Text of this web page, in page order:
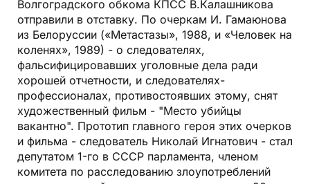
Волгоградского обкома КПСС В.Калашникова
отправили в отставку. По очеркам И. Гамаюнова
из Белоруссии («Метастазы», 1988, и «Человек на
коленях», 1989) - о следователях,
фальсифицировавших уголовные дела ради
хорошей отчетности, и следователях-
профессионалах, противостоявших этому, снят
художественный фильм - "Место убийцы
вакантно". Прототип главного героя этих очерков
и фильма - следователь Николай Игнатович - стал
депутатом 1-го в СССР парламента, членом
комитета по расследованию злоупотреблений